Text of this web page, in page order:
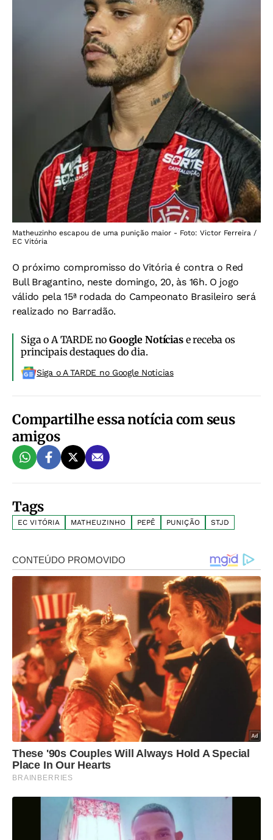
Matheuzinho escapou de uma punição maior - Foto: Victor Ferreira /
EC Vitória
O próximo compromisso do Vitória é contra o Red
Bull Bragantino, neste domingo, 20, às 16h. O jogo
válido pela 15ª rodada do Campeonato Brasileiro será
realizado no Barradão.
Siga o A TARDE noGoogle Notíciase receba os
principais destaques do dia.
Siga o A TARDE no Google Noticias
Compartilhe essa notícia com seus
amigos
Tags
EC VITÓRIA MATHEUZINHO PEPÊ PUNIÇÃO STJD